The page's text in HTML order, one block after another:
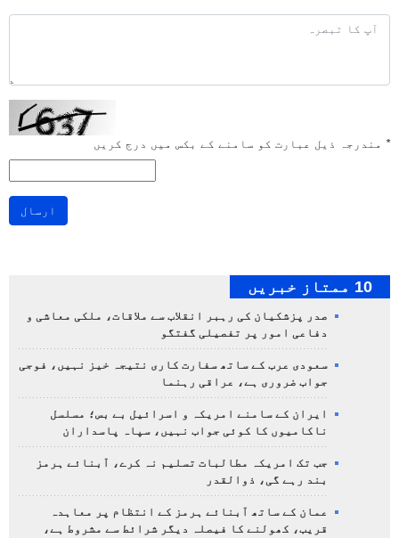
* مندرجہ ذیل عبارت کو سامنے کے بکس میں درج کریں
ارسال
10 ممتاز خبریں
صدر پزشکیان کی رہبر انقلاب سے ملاقات، ملکی معاشی و
دفاعی امور پر تفصیلی گفتگو
سعودی عرب کے ساتھ سفارت کاری نتیجہ خیز نہیں، فوجی
جواب ضروری ہے، عراقی رہنما
ایران کے سامنے امریکہ و اسرائیل بے بس؛ مسلسل
ناکامیوں کا کوئی جواب نہیں، سپاہ پاسداران
جب تک امریکہ مطالبات تسلیم نہ کرے، آبنائے ہرمز
بند رہے گی، ذوالقدر
عمان کے ساتھ آبنائے ہرمز کے انتظام پر معاہدہ
قریب، کھولنے کا فیصلہ دیگر شرائط سے مشروط ہے،